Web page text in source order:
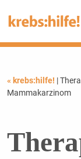
« krebs:hilfe! |
Mammakarzinom